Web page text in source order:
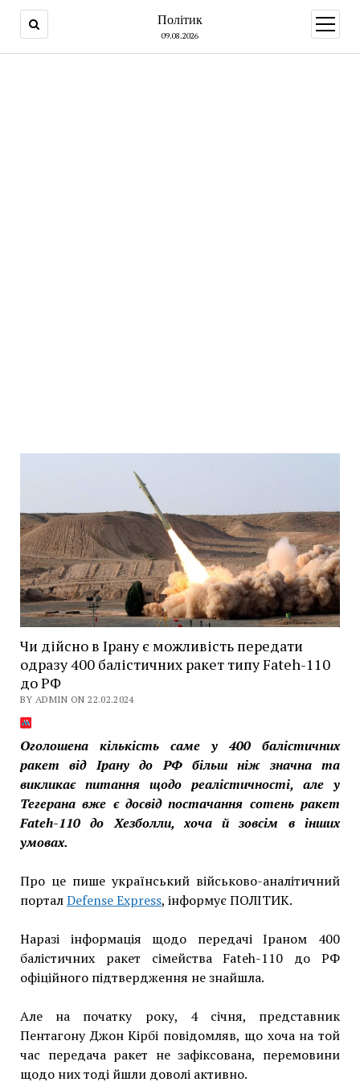
Політик
09.08.2026
open
menu
Чи дійсно в Ірану є можливість передати
одразу 400 балістичних ракет типу Fateh-110
до РФ
BY ADMIN ON 22.02.2024
Оголошена кількість саме у 400 балістичних
ракет від Ірану до РФ більш ніж значна та
викликає питання щодо реалістичності, але у
Тегерана вже є досвід постачання сотень ракет
Fateh-110 ​до Хезболли, хоча й зовсім в інших
умовах.
Про це пише український військово-аналітичний
порталDefense Express, інформує ПОЛІТИК.
Наразі інформація щодо передачі Іраном 400
балістичних ракет сімейства Fateh-110 до РФ
офіційного підтвердження не знайшла.
Але на початку року, 4 січня, представник
Пентагону Джон Кірбі повідомляв, що хоча на той
час передача ракет не зафіксована, перемовини
щодо них тоді йшли доволі активно.